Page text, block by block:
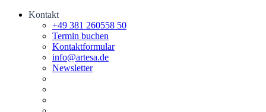
Kontakt
+49 381 260558 50
Termin buchen
Kontaktformular
info@artesa.de
Newsletter